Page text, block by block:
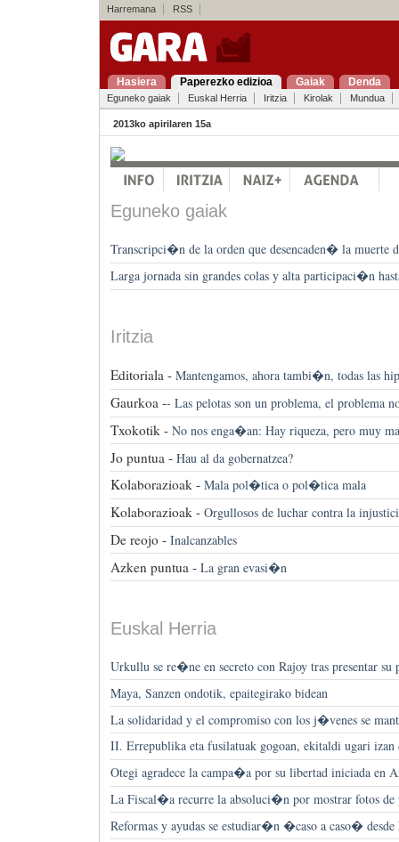
Harremana RSS
Hasiera Paperezko edizioa Gaiak Denda
Eguneko gaiak Euskal Herria Iritzia Kirolak Mundua
2013ko apirilaren 15a
Eguneko gaiak
Transcripci�n de la orden que desencaden� la muerte
Larga jornada sin grandes colas y alta participaci�n
Iritzia
Editoriala - Mantengamos, ahora tambi�n, todas las
Gaurkoa -- Las pelotas son un problema, el problema
Txokotik - No nos enga�an: Hay riqueza, pero muy
Jo puntua - Hau al da gobernatzea?
Kolaborazioak - Mala pol�tica o pol�tica mala
Kolaborazioak - Orgullosos de luchar contra la
De reojo - Inalcanzables
Azken puntua - La gran evasi�n
Euskal Herria
Urkullu se re�ne en secreto con Rajoy tras presentar su
Maya, Sanzen ondotik, epaitegirako bidean
La solidaridad y el compromiso con los j�venes se
II. Errepublika eta fusilatuak gogoan, ekitaldi ugari izan
Otegi agradece la campa�a por su libertad iniciada en
La Fiscal�a recurre la absoluci�n por mostrar fotos de
Reformas y ayudas se estudiar�n �caso a caso� desde